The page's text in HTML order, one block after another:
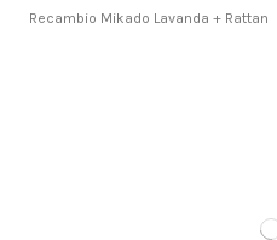
Recambio Mikado Lavanda + Rattan